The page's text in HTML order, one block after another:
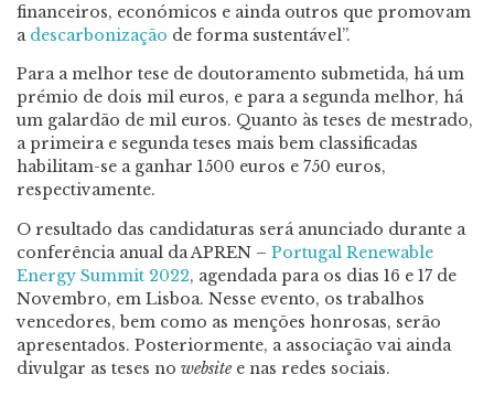
financeiros, económicos e ainda outros que promovam
a descarbonização de forma sustentável”.
Para a melhor tese de doutoramento submetida, há um
prémio de dois mil euros, e para a segunda melhor, há
um galardão de mil euros. Quanto às teses de mestrado,
a primeira e segunda teses mais bem classificadas
habilitam-se a ganhar 1500 euros e 750 euros,
respectivamente.
O resultado das candidaturas será anunciado durante a
conferência anual da APREN – Portugal Renewable
Energy Summit 2022, agendada para os dias 16 e 17 de
Novembro, em Lisboa. Nesse evento, os trabalhos
vencedores, bem como as menções honrosas, serão
apresentados. Posteriormente, a associação vai ainda
divulgar as teses no websitee nas redes sociais.